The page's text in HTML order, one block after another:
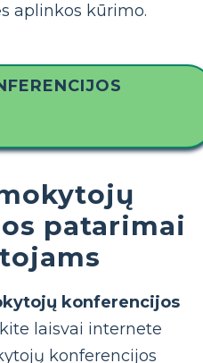
aplinkos kūrimo.
patarimai
konferencijos
laisvai internete
konferencijos